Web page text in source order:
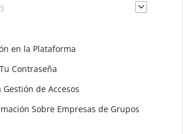
en la Plataforma
Contraseña
de Accesos
Sobre Empresas de Grupos